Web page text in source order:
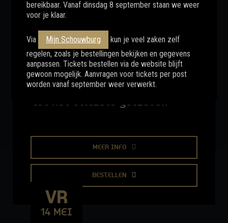
bereikbaar. Vanaf dinsdag 8 september staan we weer
voor je klaar.
Via Mijn Schouwburg
kun je veel zaken zelf
regelen, zoals je bestellingen bekijken en gegevens
aanpassen. Tickets bestellen via de website blijft
gewoon mogelijk. Aanvragen voor tickets per post
worden vanaf september weer verwerkt.
ZA
15 MEI
THIJS KEMPERINK
Tot het uiterste gedreven
MEER INFO
BESTELLEN
VR
14 MEI